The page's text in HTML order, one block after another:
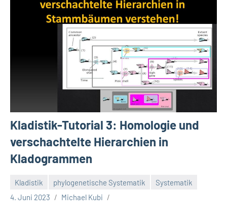
Kladistik-Tutorial 3: Homologie und
verschachtelte Hierarchien in
Kladogrammen
Kladistik phylogenetische Systematik
Systematik
4. Juni 2023
Michael Kubi